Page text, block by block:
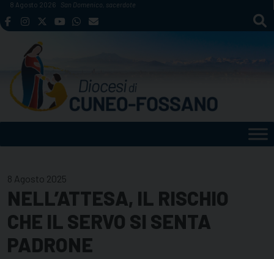
Skip
to
8 Agosto 2026 San Domenico, sacerdote
8 Agosto 2025
NELL’ATTESA, IL RISCHIO
CHE IL SERVO SI SENTA
PADRONE